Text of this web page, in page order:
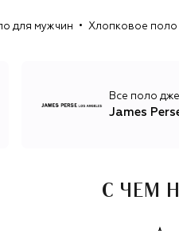
для мужчин Хлопковое поло
Все поло
James
С ЧЕМ